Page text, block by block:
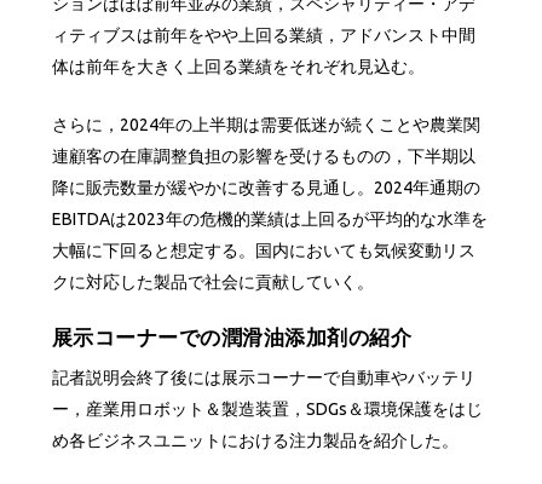
ィティブスは前年をやや上回る業績，アドバンスト中間
体は前年を大きく上回る業績をそれぞれ見込む。
さらに，2024年の上半期は需要低迷が続くことや農業関
連顧客の在庫調整負担の影響を受けるものの，下半期以
降に販売数量が緩やかに改善する見通し。2024年通期の
EBITDAは2023年の危機的業績は上回るが平均的な水準を
大幅に下回ると想定する。国内においても気候変動リス
クに対応した製品で社会に貢献していく。
展示コーナーでの潤滑油添加剤の紹介
記者説明会終了後には展示コーナーで自動車やバッテリ
ー，産業用ロボット＆製造装置，SDGs＆環境保護をはじ
め各ビジネスユニットにおける注力製品を紹介した。